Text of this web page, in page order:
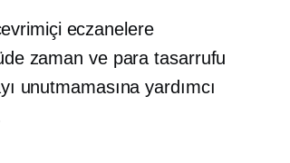
eczanelere
zaman ve para tasarrufu
unutmamasına yardımcı